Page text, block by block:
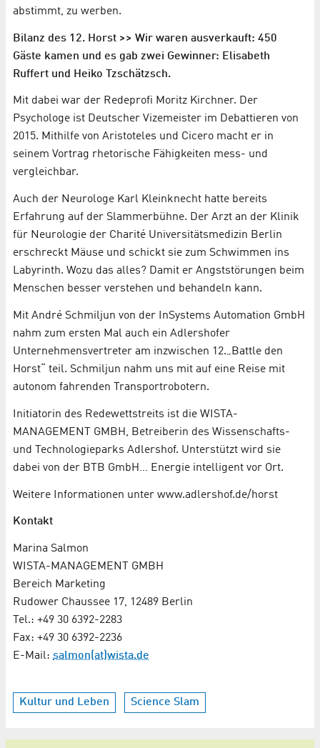
abstimmt, zu werben.
Bilanz des 12. Horst >> Wir waren ausverkauft: 450
Gäste kamen und es gab zwei Gewinner: Elisabeth
Ruffert und Heiko Tzschätzsch.
Mit dabei war der Redeprofi Moritz Kirchner. Der
Psychologe ist Deutscher Vizemeister im Debattieren von
2015. Mithilfe von Aristoteles und Cicero macht er in
seinem Vortrag rhetorische Fähigkeiten mess- und
vergleichbar.
Auch der Neurologe Karl Kleinknecht hatte bereits
Erfahrung auf der Slammerbühne. Der Arzt an der Klinik
für Neurologie der Charité Universitätsmedizin Berlin
erschreckt Mäuse und schickt sie zum Schwimmen ins
Labyrinth. Wozu das alles? Damit er Angststörungen beim
Menschen besser verstehen und behandeln kann.
Mit André Schmiljun von der InSystems Automation GmbH
nahm zum ersten Mal auch ein Adlershofer
Unternehmensvertreter am inzwischen 12.„Battle den
Horst“ teil. Schmiljun nahm uns mit auf eine Reise mit
autonom fahrenden Transportrobotern.
Initiatorin des Redewettstreits ist die WISTA-
MANAGEMENT GMBH, Betreiberin des Wissenschafts-
und Technologieparks Adlershof. Unterstützt wird sie
dabei von der BTB GmbH… Energie intelligent vor Ort.
Weitere Informationen unter www.adlershof.de/horst
Kontakt
Marina Salmon
WISTA-MANAGEMENT GMBH
Bereich Marketing
Rudower Chaussee 17, 12489 Berlin
Tel.: +49 30 6392-2283
Fax: +49 30 6392-2236
E-Mail: salmon(at)wista.de
Kultur und Leben Science Slam